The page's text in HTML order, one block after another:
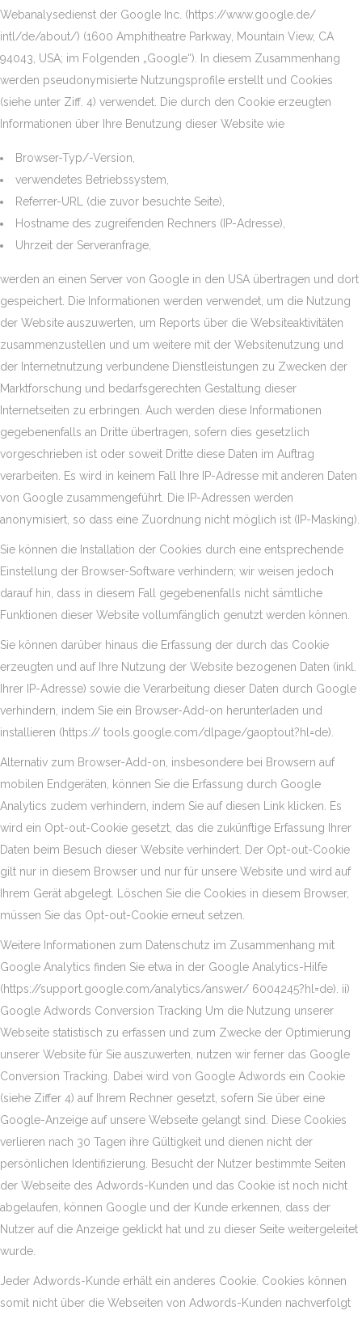
Webanalysedienst der Google Inc. (https://www.google.de/
intl/de/about/) (1600 Amphitheatre Parkway, Mountain View, CA
94043, USA; im Folgenden „Google“). In diesem Zusammenhang
werden pseudonymisierte Nutzungsprofile erstellt und Cookies
(siehe unter Ziff. 4) verwendet. Die durch den Cookie erzeugten
Informationen über Ihre Benutzung dieser Website wie
Browser-Typ/-Version,
verwendetes Betriebssystem,
Referrer-URL (die zuvor besuchte Seite),
Hostname des zugreifenden Rechners (IP-Adresse),
Uhrzeit der Serveranfrage,
werden an einen Server von Google in den USA übertragen und dort
gespeichert. Die Informationen werden verwendet, um die Nutzung
der Website auszuwerten, um Reports über die Websiteaktivitäten
zusammenzustellen und um weitere mit der Websitenutzung und
der Internetnutzung verbundene Dienstleistungen zu Zwecken der
Marktforschung und bedarfsgerechten Gestaltung dieser
Internetseiten zu erbringen. Auch werden diese Informationen
gegebenenfalls an Dritte übertragen, sofern dies gesetzlich
vorgeschrieben ist oder soweit Dritte diese Daten im Auftrag
verarbeiten. Es wird in keinem Fall Ihre IP-Adresse mit anderen Daten
von Google zusammengeführt. Die IP-Adressen werden
anonymisiert, so dass eine Zuordnung nicht möglich ist (IP-Masking).
Sie können die Installation der Cookies durch eine entsprechende
Einstellung der Browser-Software verhindern; wir weisen jedoch
darauf hin, dass in diesem Fall gegebenenfalls nicht sämtliche
Funktionen dieser Website vollumfänglich genutzt werden können.
Sie können darüber hinaus die Erfassung der durch das Cookie
erzeugten und auf Ihre Nutzung der Website bezogenen Daten (inkl.
Ihrer IP-Adresse) sowie die Verarbeitung dieser Daten durch Google
verhindern, indem Sie ein Browser-Add-on herunterladen und
installieren (https:// tools.google.com/dlpage/gaoptout?hl=de).
Alternativ zum Browser-Add-on, insbesondere bei Browsern auf
mobilen Endgeräten, können Sie die Erfassung durch Google
Analytics zudem verhindern, indem Sie auf diesen Link klicken. Es
wird ein Opt-out-Cookie gesetzt, das die zukünftige Erfassung Ihrer
Daten beim Besuch dieser Website verhindert. Der Opt-out-Cookie
gilt nur in diesem Browser und nur für unsere Website und wird auf
Ihrem Gerät abgelegt. Löschen Sie die Cookies in diesem Browser,
müssen Sie das Opt-out-Cookie erneut setzen.
Weitere Informationen zum Datenschutz im Zusammenhang mit
Google Analytics finden Sie etwa in der Google Analytics-Hilfe
(https://support.google.com/analytics/answer/ 6004245?hl=de). ii)
Google Adwords Conversion Tracking Um die Nutzung unserer
Webseite statistisch zu erfassen und zum Zwecke der Optimierung
unserer Website für Sie auszuwerten, nutzen wir ferner das Google
Conversion Tracking. Dabei wird von Google Adwords ein Cookie
(siehe Ziffer 4) auf Ihrem Rechner gesetzt, sofern Sie über eine
Google-Anzeige auf unsere Webseite gelangt sind. Diese Cookies
verlieren nach 30 Tagen ihre Gültigkeit und dienen nicht der
persönlichen Identifizierung. Besucht der Nutzer bestimmte Seiten
der Webseite des Adwords-Kunden und das Cookie ist noch nicht
abgelaufen, können Google und der Kunde erkennen, dass der
Nutzer auf die Anzeige geklickt hat und zu dieser Seite weitergeleitet
wurde.
Jeder Adwords-Kunde erhält ein anderes Cookie. Cookies können
somit nicht über die Webseiten von Adwords-Kunden nachverfolgt